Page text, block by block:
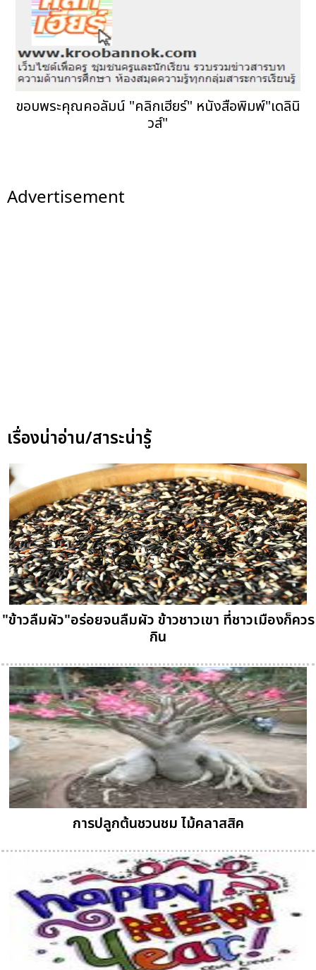
ขอบพระคุณคอลัมน์ "คลิกเฮียร์" หนังสือพิมพ์"เดลินิ
วส์"
Advertisement
เรื่องน่าอ่าน/สาระน่ารู้
"ข้าวลืมผัว"อร่อยจนลืมผัว ข้าวชาวเขา ที่ชาวเมืองก็ควร
กิน
การปลูกต้นชวนชม ไม้คลาสสิค